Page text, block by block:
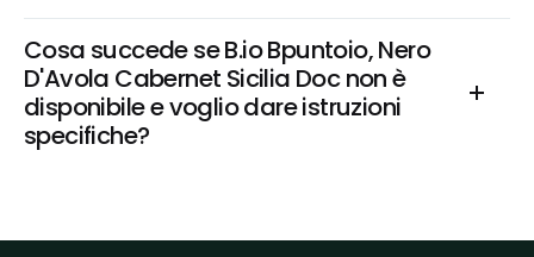
Cosa succede se B.io Bpuntoio, Nero
D'Avola Cabernet Sicilia Doc non è
disponibile e voglio dare istruzioni
specifiche?